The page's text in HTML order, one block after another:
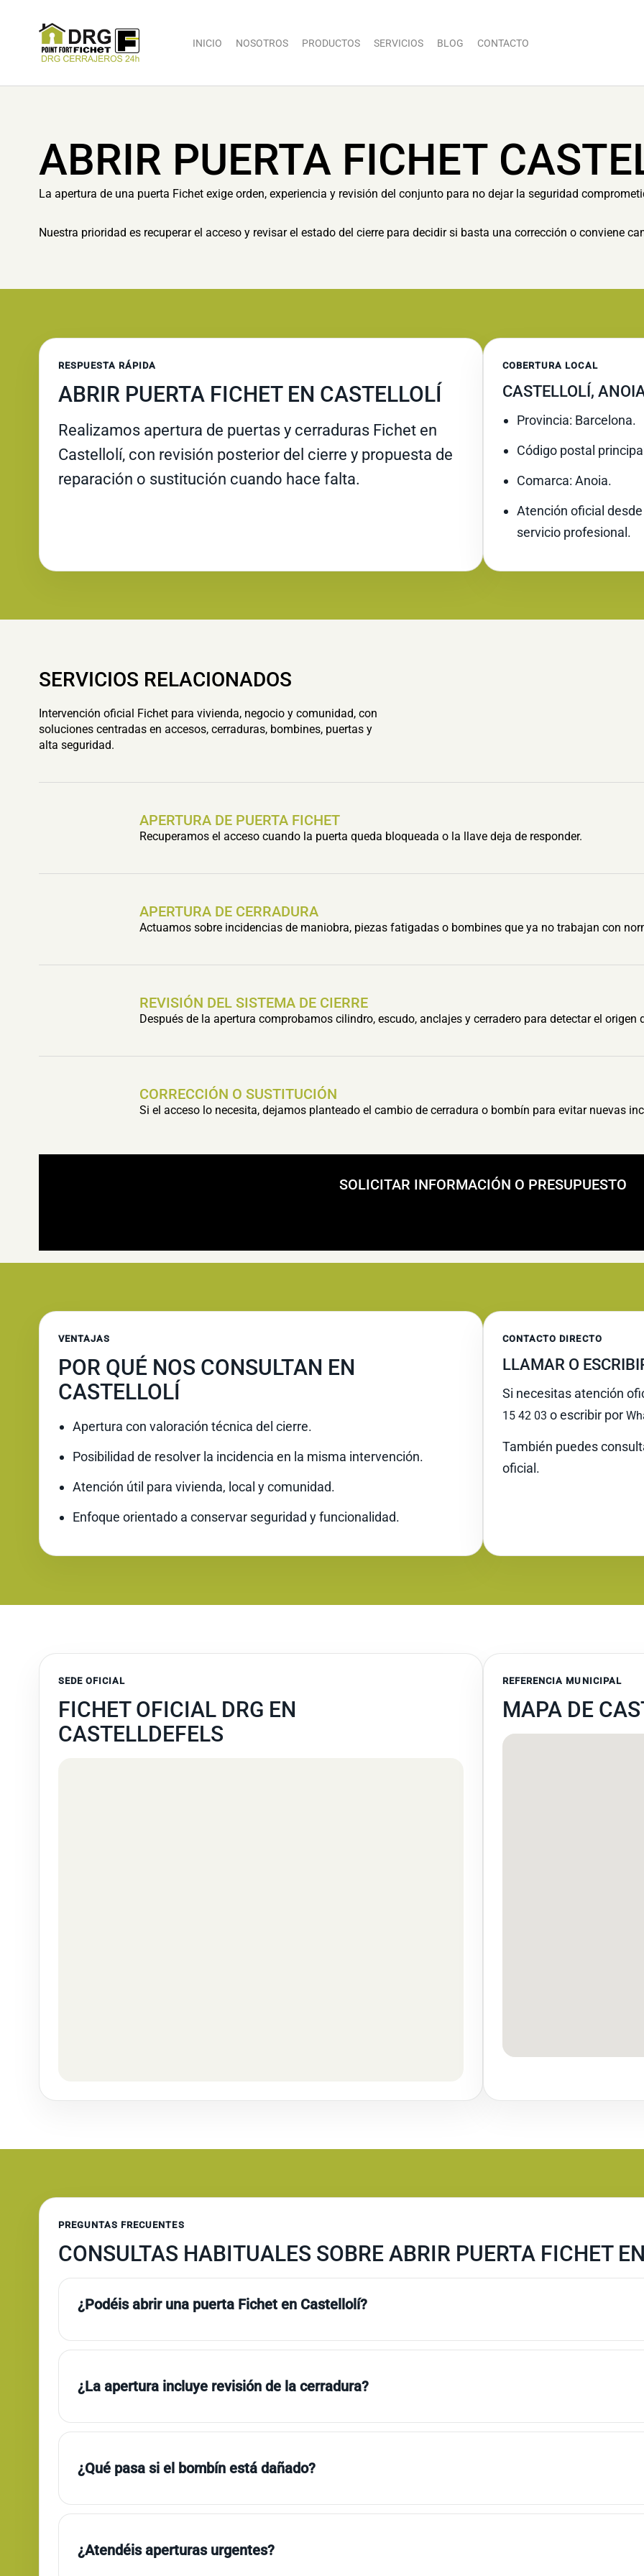
INICIO NOSOTROS PRODUCTOS SERVICIOS BLOG CONTACTO
ABRIR PUERTA FICHET
La apertura de una puerta Fichet exige orden, experiencia y revisión del conjunto para no dejar la seguridad
Nuestra prioridad es recuperar el acceso y revisar el estado del cierre para decidir si basta una corrección o conviene
RESPUESTA RÁPIDA
ABRIR PUERTA FICHET EN CASTELLOLÍ
Realizamos apertura de puertas y cerraduras Fichet en
Castellolí, con revisión posterior del cierre y propuesta de
reparación o sustitución cuando hace falta.
COBERTURA LOCAL
CASTELLOLÍ,
Provincia: Barcelona.
Código postal
Comarca: Anoia.
Atención oficial
servicio profesional.
SERVICIOS RELACIONADOS
Intervención oficial Fichet para vivienda, negocio y comunidad, con
soluciones centradas en accesos, cerraduras, bombines, puertas y
alta seguridad.
APERTURA DE PUERTA FICHET
Recuperamos el acceso cuando la puerta queda bloqueada o la llave deja de responder.
APERTURA DE CERRADURA
Actuamos sobre incidencias de maniobra, piezas fatigadas o bombines que ya no trabajan con
REVISIÓN DEL SISTEMA DE CIERRE
Después de la apertura comprobamos cilindro, escudo, anclajes y cerradero para detectar el origen
CORRECCIÓN O SUSTITUCIÓN
Si el acceso lo necesita, dejamos planteado el cambio de cerradura o bombín para evitar nuevas
SOLICITAR INFORMACIÓN O PRESUPUESTO
VENTAJAS
POR QUÉ NOS CONSULTAN EN
CASTELLOLÍ
Apertura con valoración técnica del cierre.
Posibilidad de resolver la incidencia en la misma intervención.
Atención útil para vivienda, local y comunidad.
Enfoque orientado a conservar seguridad y funcionalidad.
CONTACTO DIRECTO
LLAMAR O
Si necesitas atención
15 42 03 o escribir por
También puedes
oficial.
SEDE OFICIAL
FICHET OFICIAL DRG EN
CASTELLDEFELS
REFERENCIA MUNICIPAL
MAPA DE
PREGUNTAS FRECUENTES
CONSULTAS HABITUALES SOBRE ABRIR PUERTA FICHET
¿Podéis abrir una puerta Fichet en Castellolí?
¿La apertura incluye revisión de la cerradura?
¿Qué pasa si el bombín está dañado?
¿Atendéis aperturas urgentes?